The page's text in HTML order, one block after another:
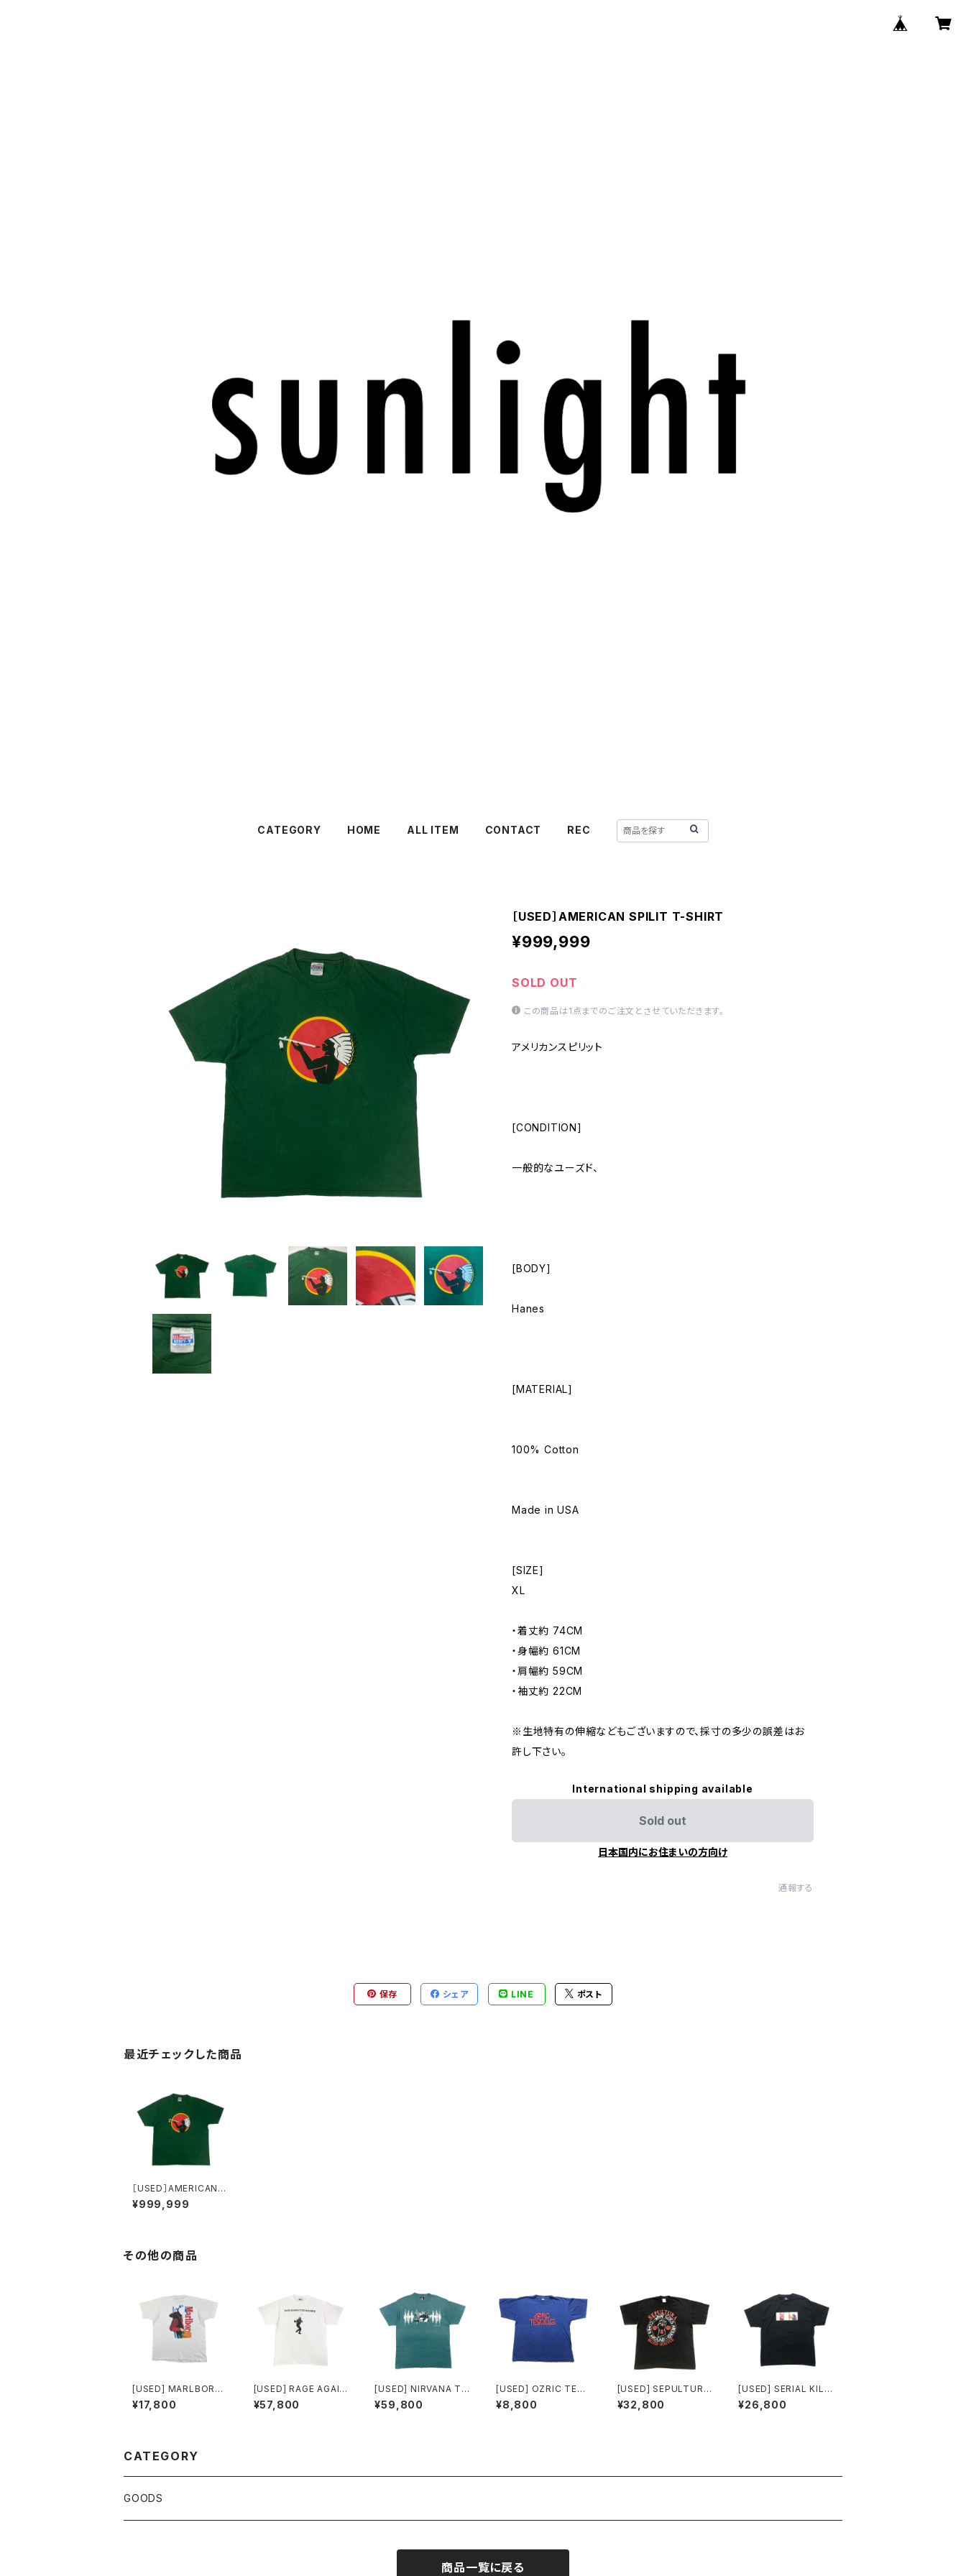
CATEGORY HOME ALL ITEM CONTACT REC
［USED］AMERICAN SPILIT T-SHIRT
¥999,999
SOLD OUT
この商品は1点までのご注文とさせていただきます。
アメリカンスピリット
[CONDITION]
一般的なユーズド、
[BODY]
Hanes
[MATERIAL]
100% Cotton
Made in USA
[SIZE]
XL
・着丈約 74CM
・身幅約 61CM
・肩幅約 59CM
・袖丈約 22CM
※生地特有の伸縮などもございますので、採寸の多少の誤差はお
許し下さい。
International shipping available
Sold out
日本国内にお住まいの方向け
通報する
保存 シェア LINE ポスト
最近チェックした商品
［USED］AMERICAN S
PILIT T-SHIRT
¥999,999
その他の商品
[USED] MARLBORO
T-SHIRT COWBOY
¥17,800
[USED] RAGE AGAIN
ST THE MACHINE T
-SHIRT
¥57,800
[USED] NIRVANA T-
SHIRT Kurt Cobain
¥59,800
[USED] OZRIC TENT
ACLES T-SHIRT LO
GO
¥8,800
[USED] SEPULTURA
T-SHIRT BLOOD RO
OTED
¥32,800
[USED] SERIAL KILL
ER T-SHIRT The Shi
ning
¥26,800
CATEGORY
GOODS
商品一覧に戻る